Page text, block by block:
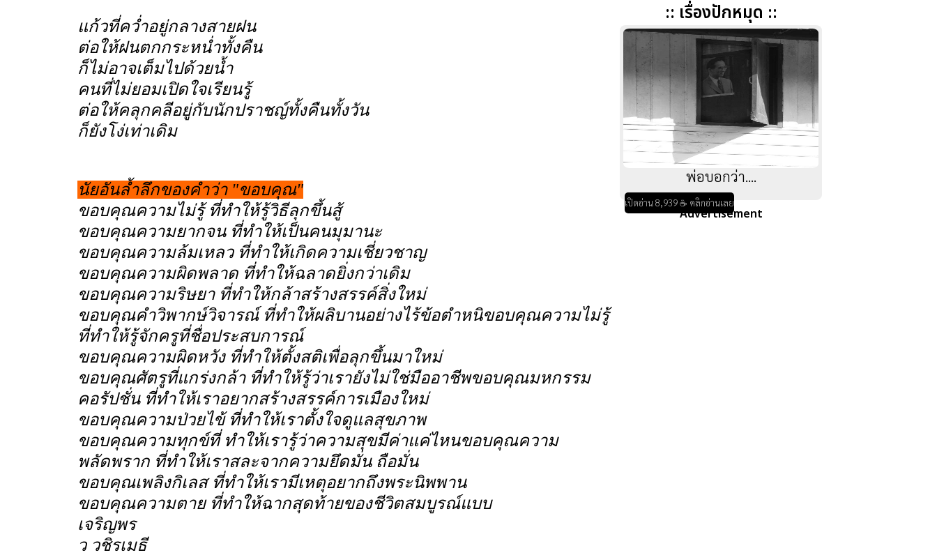
แก้วที่คว่ำอยู่กลางสายฝน
ต่อให้ฝนตกกระหน่ำทั้งคืน
ก็ไม่อาจเต็มไปด้วยน้ำ
คนที่ไม่ยอมเปิดใจเรียนรู้
ต่อให้คลุกคลีอยู่กับนักปราชญ์ทั้งคืนทั้งวัน
ก็ยังโง่เท่าเดิม
นัยอันล้ำลึกของคำว่า "ขอบคุณ"
ขอบคุณความไม่รู้ ที่ทำให้รู้วิธีลุกขึ้นสู้
ขอบคุณความยากจน ที่ทำให้เป็นคนมุมานะ
ขอบคุณความล้มเหลว ที่ทำให้เกิดความเชี่ยวชาญ
ขอบคุณความผิดพลาด ที่ทำให้ฉลาดยิ่งกว่าเดิม
ขอบคุณความริษยา ที่ทำให้กล้าสร้างสรรค์สิ่งใหม่
ขอบคุณคำวิพากษ์วิจารณ์ ที่ทำให้ผลิบานอย่างไร้ข้อตำหนิขอบคุณความไม่รู้
ที่ทำให้รู้จักครูที่ชื่อประสบการณ์
ขอบคุณความผิดหวัง ที่ทำให้ตั้งสติเพื่อลุกขึ้นมาใหม่
ขอบคุณศัตรูที่แกร่งกล้า ที่ทำให้รู้ว่าเรายังไม่ใช่มืออาชีพขอบคุณมหกรรม
คอรัปชั่น ที่ทำให้เราอยากสร้างสรรค์การเมืองใหม่
ขอบคุณความป่วยไข้ ที่ทำให้เราตั้งใจดูแลสุขภาพ
ขอบคุณความทุกข์ที่ ทำให้เรารู้ว่าความสุขมีค่าแค่ไหนขอบคุณความ
พลัดพราก ที่ทำให้เราสละจากความยึดมั่น ถือมั่น
ขอบคุณเพลิงกิเลส ที่ทำให้เรามีเหตุอยากถึงพระนิพพาน
ขอบคุณความตาย ที่ทำให้ฉากสุดท้ายของชีวิตสมบูรณ์แบบ
เจริญพร
ว วชิรเมธี
:: เรื่องปักหมุด ::
พ่อบอกว่า....
เปิดอ่าน 8,939 ☕ คลิกอ่านเลย
Advertisement